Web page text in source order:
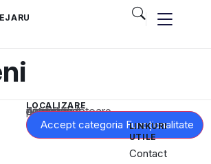
LOCALIZARE
Acest conținut este blocat până când acceptați categoria corespunzătoare de cookie-uri.
Accept categoria Funcționalitate
LINKURI
UTILE
Contact